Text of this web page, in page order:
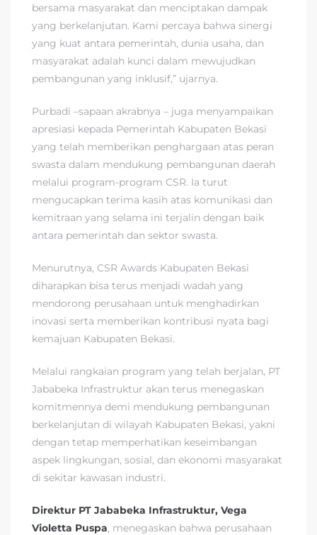
bersama masyarakat dan menciptakan dampak
yang berkelanjutan. Kami percaya bahwa sinergi
yang kuat antara pemerintah, dunia usaha, dan
masyarakat adalah kunci dalam mewujudkan
pembangunan yang inklusif,” ujarnya.
Purbadi –sapaan akrabnya – juga menyampaikan
apresiasi kepada Pemerintah Kabupaten Bekasi
yang telah memberikan penghargaan atas peran
swasta dalam mendukung pembangunan daerah
melalui program-program CSR. Ia turut
mengucapkan terima kasih atas komunikasi dan
kemitraan yang selama ini terjalin dengan baik
antara pemerintah dan sektor swasta.
Menurutnya, CSR Awards Kabupaten Bekasi
diharapkan bisa terus menjadi wadah yang
mendorong perusahaan untuk menghadirkan
inovasi serta memberikan kontribusi nyata bagi
kemajuan Kabupaten Bekasi.
Melalui rangkaian program yang telah berjalan, PT
Jababeka Infrastruktur akan terus menegaskan
komitmennya demi mendukung pembangunan
berkelanjutan di wilayah Kabupaten Bekasi, yakni
dengan tetap memperhatikan keseimbangan
aspek lingkungan, sosial, dan ekonomi masyarakat
di sekitar kawasan industri.
Direktur PT Jababeka Infrastruktur, Vega
Violetta Puspa, menegaskan bahwa perusahaan